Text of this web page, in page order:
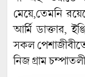
মেয়ে,তেমনি
আর্মি ডাক্তার,
সকল
নিজ গ্রাম